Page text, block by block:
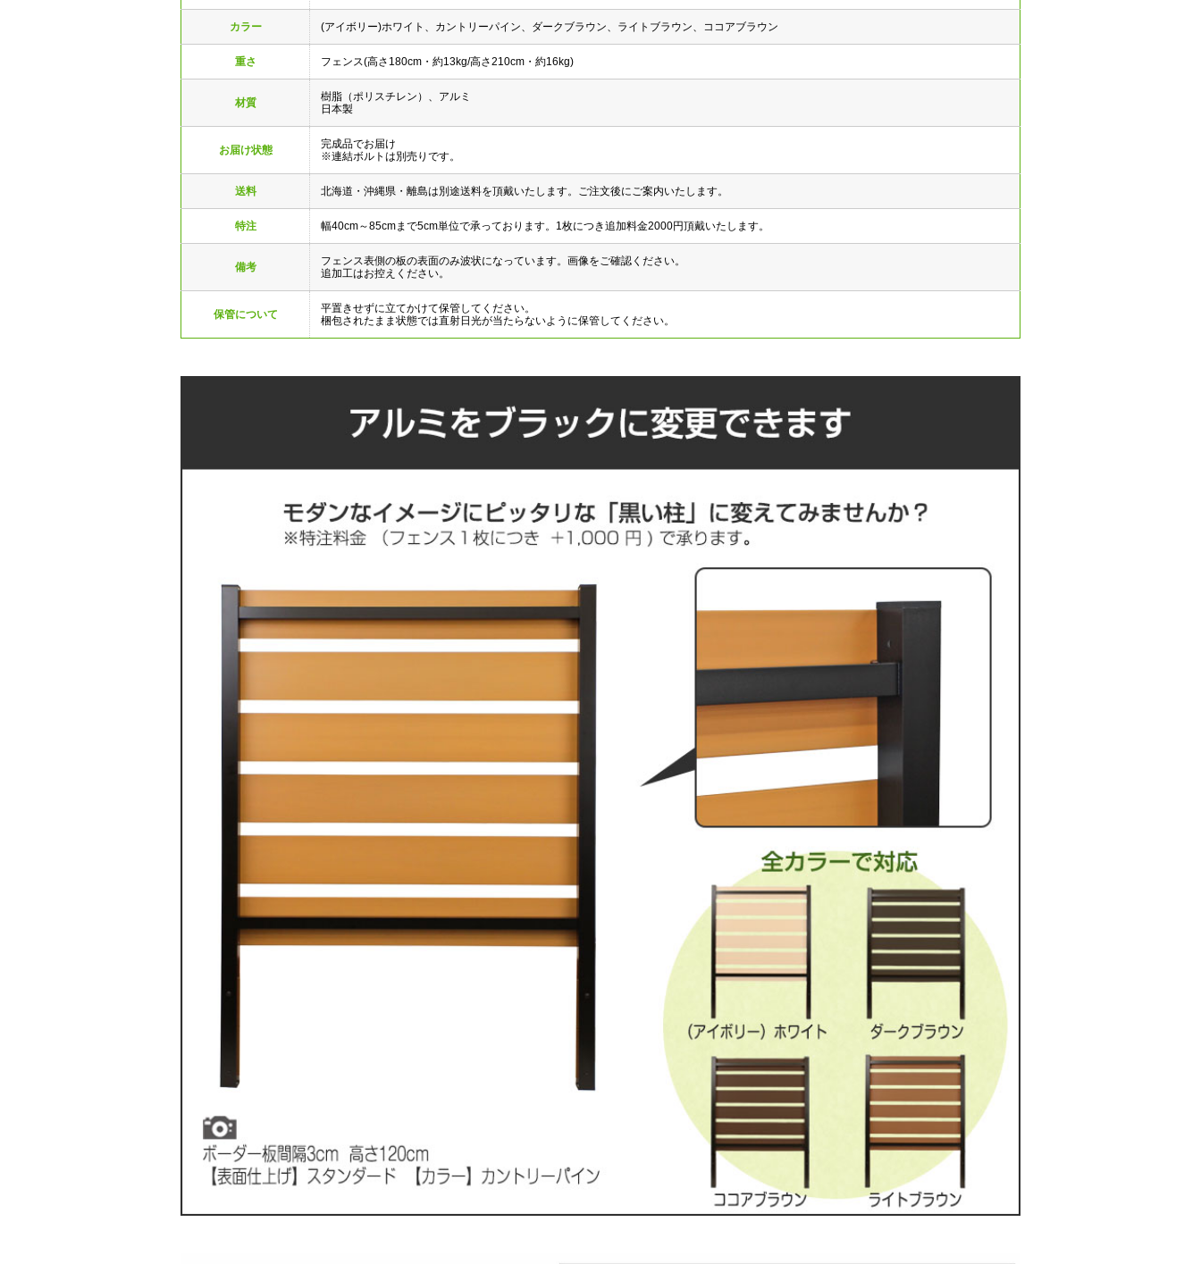
カラー (アイボリー)ホワイト、カントリーパイン、ダークブラウン、ライトブラウン、ココアブラウン
重さ フェンス(高さ180cm・約13kg/高さ210cm・約16kg)
材質
樹脂（ポリスチレン）、アルミ
日本製
お届け状態
完成品でお届け
※連結ボルトは別売りです。
送料 北海道・沖縄県・離島は別途送料を頂戴いたします。ご注文後にご案内いたします。
特注 幅40cm～85cmまで5cm単位で承っております。1枚につき追加料金2000円頂戴いたします。
備考
フェンス表側の板の表面のみ波状になっています。画像をご確認ください。
追加工はお控えください。
保管について
平置きせずに立てかけて保管してください。
梱包されたまま状態では直射日光が当たらないように保管してください。